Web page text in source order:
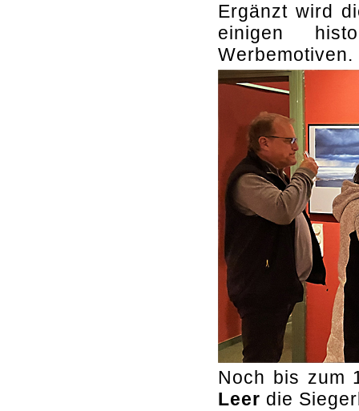
Ergänzt wird
einigen
Werbemotiven.
Noch bis zum
Leer die